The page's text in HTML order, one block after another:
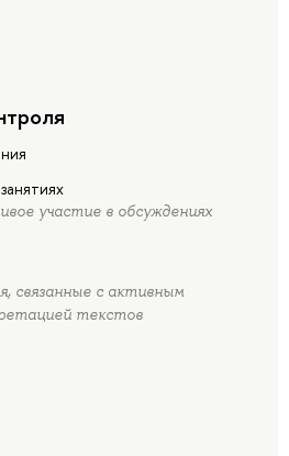
участие в обсуждениях
связанные с активным
текстов